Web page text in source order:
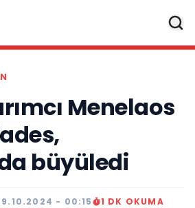
Menelaos
büyüledi
- 00:15 1 DK OKUMA